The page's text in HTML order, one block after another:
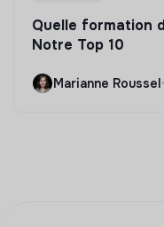
Quelle formation
Notre Top 10
Marianne Roussel•